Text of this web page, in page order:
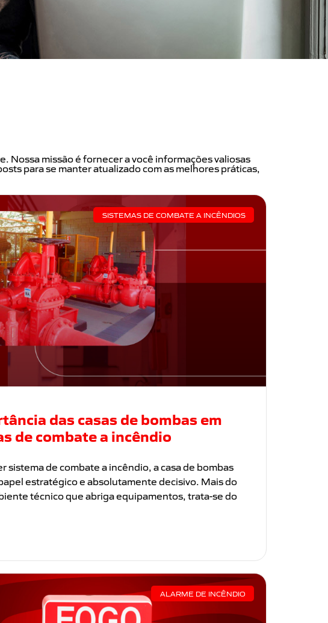
Nossa missão é fornecer a você informações valiosas
para se manter atualizado com as melhores práticas,
SISTEMAS DE COMBATE A INCÊNDIOS
das casas de bombas em
de combate a incêndio
sistema de combate a incêndio, a casa de bombas
estratégico e absolutamente decisivo. Mais do
técnico que abriga equipamentos, trata-se do
ALARME DE INCÊNDIO